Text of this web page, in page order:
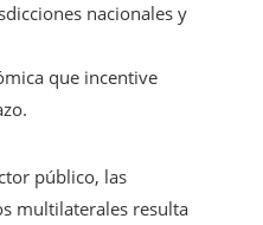
nacionales y
que incentive
público, las
multilaterales resulta